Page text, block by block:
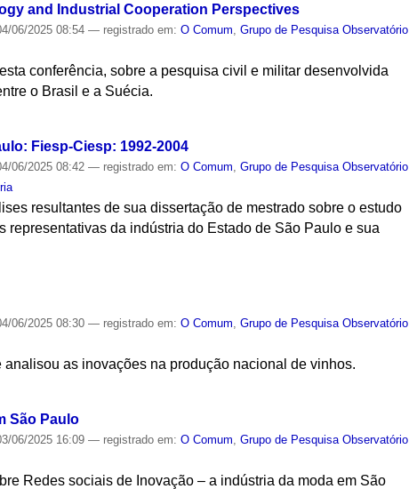
and Industrial Cooperation Perspectives
06/2025 08:54— registrado em:O Comum ,Grupo de Pesquisa Observatório
conferência, sobre a pesquisa civil e militar desenvolvida
o Brasil e a Suécia.
Fiesp-Ciesp: 1992-2004
06/2025 08:42— registrado em:O Comum ,Grupo de Pesquisa Observatório
resultantes de sua dissertação de mestrado sobre o estudo
da indústria do Estado de São Paulo e sua
06/2025 08:30— registrado em:O Comum,Grupo de Pesquisa Observatório
as inovações na produção nacional de vinhos.
São Paulo
06/2025 16:09— registrado em:O Comum ,Grupo de Pesquisa Observatório
Redes sociais de Inovação – a indústria da moda em São